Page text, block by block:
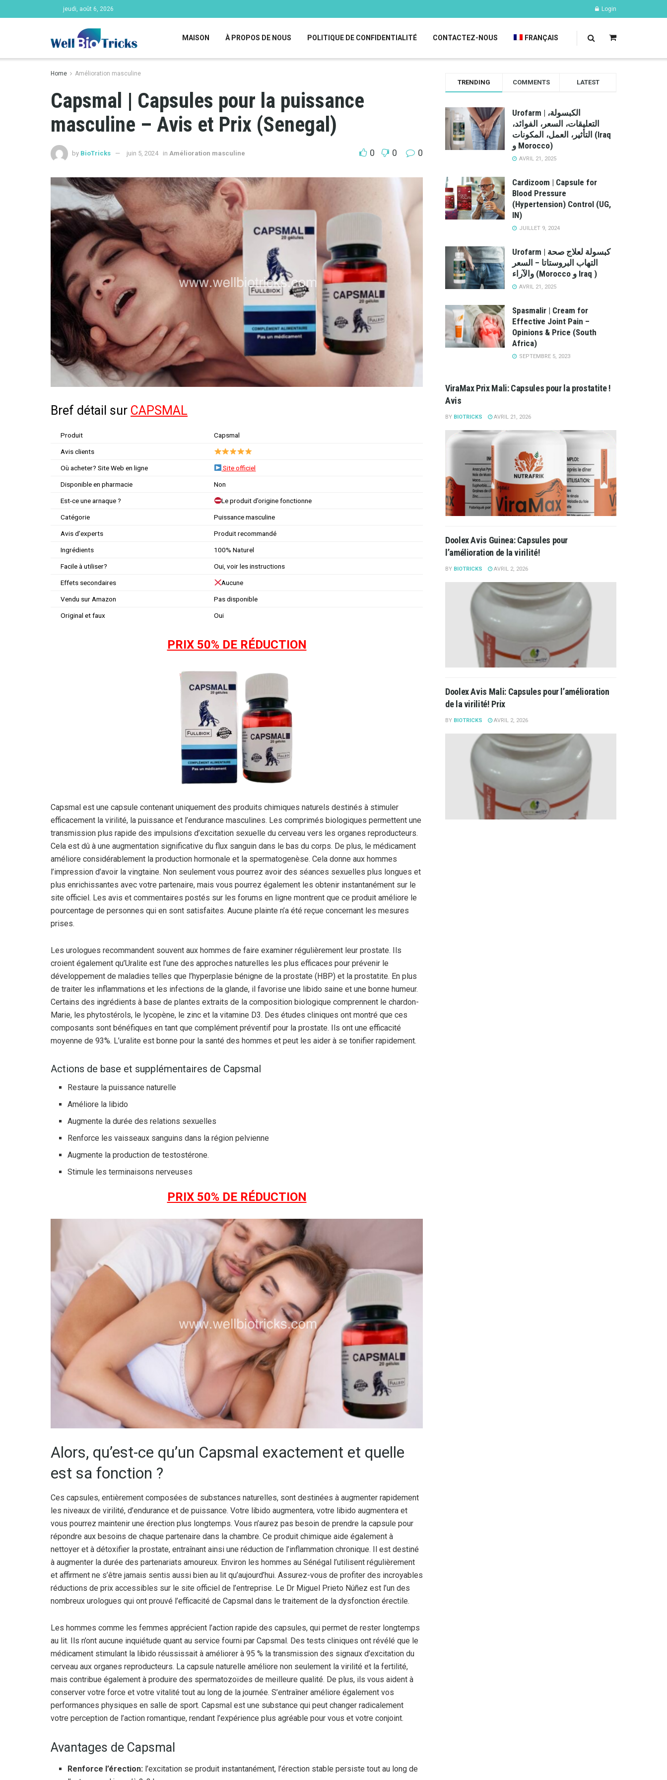
jeudi, août 6, 2026 Login
MAISON À PROPOS DE NOUS POLITIQUE DE CONFIDENTIALITÉ CONTACTEZ-NOUS FRANÇAIS
Home Amélioration masculine
Capsmal | Capsules pour la puissance
masculine – Avis et Prix (Senegal)
by BioTricks juin 5, 2024 in Amélioration masculine 0 0 0
Bref détail sur CAPSMAL
Produit Capsmal
Avis clients
Où acheter? Site Web en ligne Site officiel
Disponible en pharmacie Non
Est-ce une arnaque ? Le produit d’origine fonctionne
Catégorie Puissance masculine
Avis d’experts Produit recommandé
Ingrédients 100% Naturel
Facile à utiliser? Oui, voir les instructions
Effets secondaires Aucune
Vendu sur Amazon Pas disponible
Original et faux Oui
PRIX 50% DE RÉDUCTION
Capsmal est une capsule contenant uniquement des produits chimiques naturels destinés à stimuler
efficacement la virilité, la puissance et l’endurance masculines. Les comprimés biologiques permettent une
transmission plus rapide des impulsions d’excitation sexuelle du cerveau vers les organes reproducteurs.
Cela est dû à une augmentation significative du flux sanguin dans le bas du corps. De plus, le médicament
améliore considérablement la production hormonale et la spermatogenèse. Cela donne aux hommes
l’impression d’avoir la vingtaine. Non seulement vous pourrez avoir des séances sexuelles plus longues et
plus enrichissantes avec votre partenaire, mais vous pourrez également les obtenir instantanément sur le
site officiel. Les avis et commentaires postés sur les forums en ligne montrent que ce produit améliore le
pourcentage de personnes qui en sont satisfaites. Aucune plainte n’a été reçue concernant les mesures
prises.
Les urologues recommandent souvent aux hommes de faire examiner régulièrement leur prostate. Ils
croient également qu’Uralite est l’une des approches naturelles les plus efficaces pour prévenir le
développement de maladies telles que l’hyperplasie bénigne de la prostate (HBP) et la prostatite. En plus
de traiter les inflammations et les infections de la glande, il favorise une libido saine et une bonne humeur.
Certains des ingrédients à base de plantes extraits de la composition biologique comprennent le chardon-
Marie, les phytostérols, le lycopène, le zinc et la vitamine D3. Des études cliniques ont montré que ces
composants sont bénéfiques en tant que complément préventif pour la prostate. Ils ont une efficacité
moyenne de 93%. L’uralite est bonne pour la santé des hommes et peut les aider à se tonifier rapidement.
Actions de base et supplémentaires de Capsmal
Restaure la puissance naturelle
Améliore la libido
Augmente la durée des relations sexuelles
Renforce les vaisseaux sanguins dans la région pelvienne
Augmente la production de testostérone.
Stimule les terminaisons nerveuses
PRIX 50% DE RÉDUCTION
Alors, qu’est-ce qu’un Capsmal exactement et quelle
est sa fonction ?
Ces capsules, entièrement composées de substances naturelles, sont destinées à augmenter rapidement
les niveaux de virilité, d’endurance et de puissance. Votre libido augmentera, votre libido augmentera et
vous pourrez maintenir une érection plus longtemps. Vous n’aurez pas besoin de prendre la capsule pour
répondre aux besoins de chaque partenaire dans la chambre. Ce produit chimique aide également à
nettoyer et à détoxifier la prostate, entraînant ainsi une réduction de l’inflammation chronique. Il est destiné
à augmenter la durée des partenariats amoureux. Environ les hommes au Sénégal l’utilisent régulièrement
et affirment ne s’être jamais sentis aussi bien au lit qu’aujourd’hui. Assurez-vous de profiter des incroyables
réductions de prix accessibles sur le site officiel de l’entreprise. Le Dr Miguel Prieto Núñez est l’un des
nombreux urologues qui ont prouvé l’efficacité de Capsmal dans le traitement de la dysfonction érectile.
Les hommes comme les femmes apprécient l’action rapide des capsules, qui permet de rester longtemps
au lit. Ils n’ont aucune inquiétude quant au service fourni par Capsmal. Des tests cliniques ont révélé que le
médicament stimulant la libido réussissait à améliorer à 95 % la transmission des signaux d’excitation du
cerveau aux organes reproducteurs. La capsule naturelle améliore non seulement la virilité et la fertilité,
mais contribue également à produire des spermatozoïdes de meilleure qualité. De plus, ils vous aident à
conserver votre force et votre vitalité tout au long de la journée. S’entraîner améliore également vos
performances physiques en salle de sport. Capsmal est une substance qui peut changer radicalement
votre perception de l’action romantique, rendant l’expérience plus agréable pour vous et votre conjoint.
Avantages de Capsmal
Renforce l’érection: l’excitation se produit instantanément, l’érection stable persiste tout au long de
TRENDING COMMENTS LATEST
Urofarm | الكبسولة،
التعليقات، السعر، الفوائد،
التأثير، العمل، المكونات (Iraq
و Morocco)
AVRIL 21, 2025
Cardizoom | Capsule for
Blood Pressure
(Hypertension) Control (UG,
IN)
JUILLET 9, 2024
Urofarm | كبسولة لعلاج صحة
التهاب البروستاتا – السعر
والآراء (Morocco و Iraq )
AVRIL 21, 2025
Spasmalir | Cream for
Effective Joint Pain –
Opinions & Price (South
Africa)
SEPTEMBRE 5, 2023
ViraMax Prix Mali: Capsules pour la prostatite !
Avis
BY BIOTRICKS AVRIL 21, 2026
Doolex Avis Guinea: Capsules pour
l’amélioration de la virilité!
BY BIOTRICKS AVRIL 2, 2026
Doolex Avis Mali: Capsules pour l’amélioration
de la virilité! Prix
BY BIOTRICKS AVRIL 2, 2026